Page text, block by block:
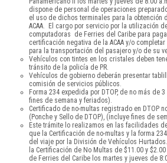
dispone de personal de operaciones
el uso de dichos terminales para la obtención
ACAA. El cargo por servicio por la utilización
computadoras de Ferries del Caribe para
certificación negativa de la ACAA y/o
para la transportación del pasajero y/o de su
Vehículos con tintes en los cristales deben
tránsito de la policía de PR.
Vehículos de gobierno deberán presentar
comisión de servicios públicos.
Forma 234 expedida por DTOP, de no más de
fines de semana y feriados).
Certificado de no-multas registrado en DTOP
(Ponche y Sello de DTOP), (incluye fines de
Este trámite lo realizamos en las facilidades
que la Certificación de no-multas y la forma
del viaje por la División de Vehículos
la Certificación de No Multas de $11.00 y
de Ferries del Caribe los martes y jueves de